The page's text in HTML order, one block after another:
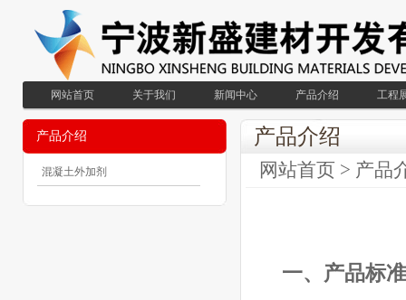
网站首页 关于我们 新闻中心 产品介绍 工程
产品介绍
混凝土外加剂
产品介绍
网站首页 > 产品
一、产品标